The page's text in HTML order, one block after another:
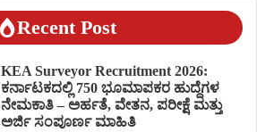
Recent Post
KEA Surveyor Recruitment 2026:
ಕರ್ನಾಟಕದಲ್ಲಿ 750 ಭೂಮಾಪಕರ ಹುದ್ದೆಗಳ
ನೇಮಕಾತಿ – ಅರ್ಹತೆ, ವೇತನ, ಪರೀಕ್ಷೆ ಮತ್ತು
ಅರ್ಜಿ ಸಂಪೂರ್ಣ ಮಾಹಿತಿ